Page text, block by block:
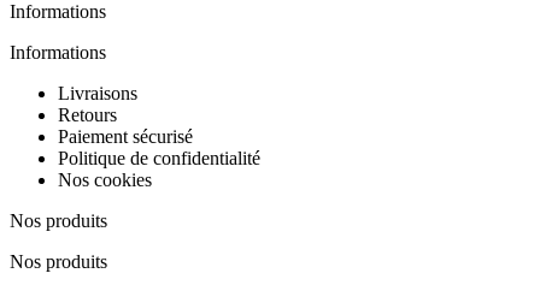
Informations
Informations
Livraisons
Retours
Paiement sécurisé
Politique de confidentialité
Nos cookies
Nos produits
Nos produits